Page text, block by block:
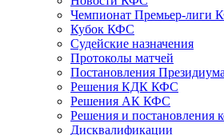
Чемпионат Премьер-лиги
Кубок КФС
Судейские назначения
Протоколы матчей
Постановления
Решения КДК КФС
Решения АК КФС
Решения и постановления
Дисквалификации